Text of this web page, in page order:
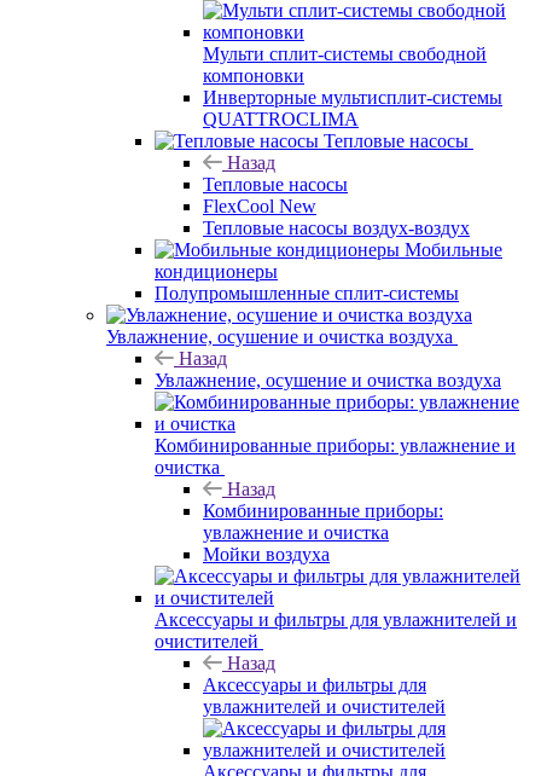
Мульти сплит-системы свободной
компоновки
Инверторные мультисплит-системы
QUATTROCLIMA
Тепловые насосы
Назад
Тепловые насосы
FlexCool New
Тепловые насосы воздух-воздух
Мобильные
кондиционеры
Полупромышленные сплит-системы
Увлажнение, осушение и очистка воздуха
Назад
Увлажнение, осушение и очистка воздуха
Комбинированные приборы: увлажнение и
очистка
Назад
Комбинированные приборы:
увлажнение и очистка
Мойки воздуха
Аксессуары и фильтры для увлажнителей и
очистителей
Назад
Аксессуары и фильтры для
увлажнителей и очистителей
Аксессуары и фильтры для